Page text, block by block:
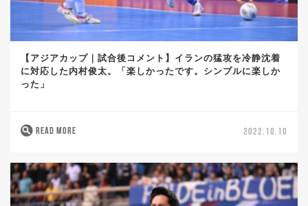
【アジアカップ｜試合後コメント】イランの猛攻を冷静沈着
に対応した内村俊太。「楽しかったです。シンプルに楽しか
った」
READ MORE 2022.10.10